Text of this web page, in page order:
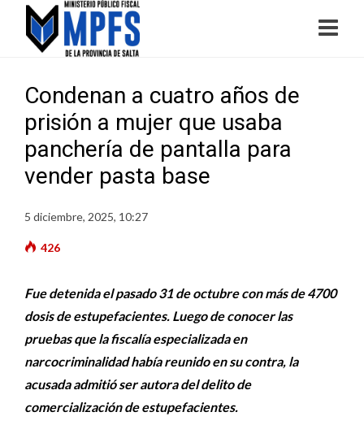
Condenan a cuatro años de
prisión a mujer que usaba
panchería de pantalla para
vender pasta base
5 diciembre, 2025, 10:27
426
Fue detenida el pasado 31 de octubre con más de 4700
dosis de estupefacientes. Luego de conocer las
pruebas que la fiscalía especializada en
narcocriminalidad había reunido en su contra, la
acusada admitió ser autora del delito de
comercialización de estupefacientes.